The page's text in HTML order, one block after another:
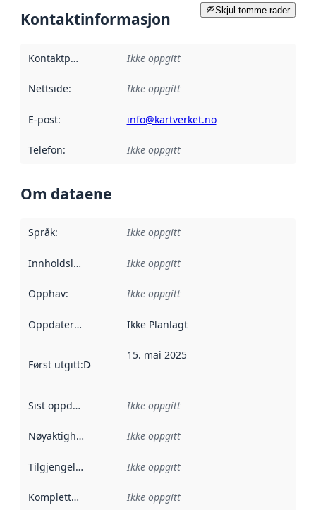
Skjul tomme rader
Kontaktinformasjon
Kontaktpunkt Ikke oppgitt
Nettside: Ikke oppgitt
E-post: info@kartverket.no
Telefon: Ikke oppgitt
Om dataene
Språk: Ikke oppgitt
Innholdsleverandører :
Ikke oppgitt
Opphav: Ikke oppgitt
Oppdateringsfrekvens :
Ikke Planlagt
Først utgitt:Denne datoen sier når dataene i dette
15. mai 2025
Sist oppdatert Ikke oppgitt
Nøyaktighet Ikke oppgitt
Tilgjengelighet Ikke oppgitt
Kompletthet Ikke oppgitt